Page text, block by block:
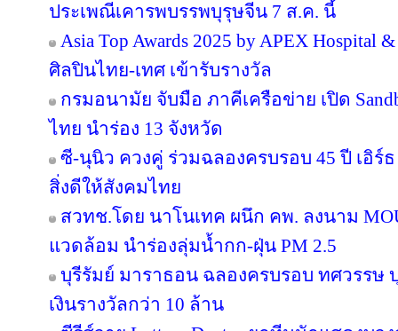
ประเพณีเคารพบรรพบุรุษจีน 7 ส.ค. นี้
Asia Top Awards 2025 by APEX
ศิลปินไทย-เทศ เข้ารับรางวัล
กรมอนามัย จับมือ ภาคีเครือข่าย เปิด
ไทย นำร่อง 13 จังหวัด
ซี-นุนิว ควงคู่ ร่วมฉลองครบรอบ 45 ปี เอิร์
สิ่งดีให้สังคมไทย
สวทช.โดย นาโนเทค ผนึก คพ. ลงนาม
แวดล้อม นำร่องลุ่มน้ำกก-ฝุ่น PM 2.5
บุรีรัมย์ มาราธอน ฉลองครบรอบ ทศวรรษ
เงินรางวัลกว่า 10 ล้าน